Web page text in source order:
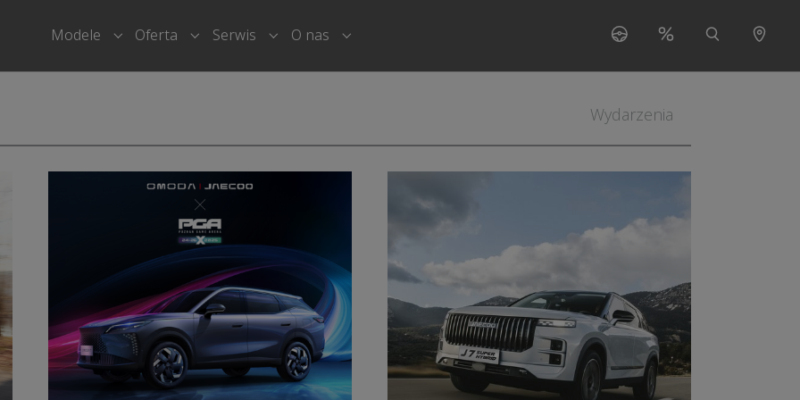
Modele Submenu for "Modele"
Oferta Submenu for "Oferta"
Serwis Submenu for "Serwis"
O nas Submenu for "O nas"
Wydarzenia